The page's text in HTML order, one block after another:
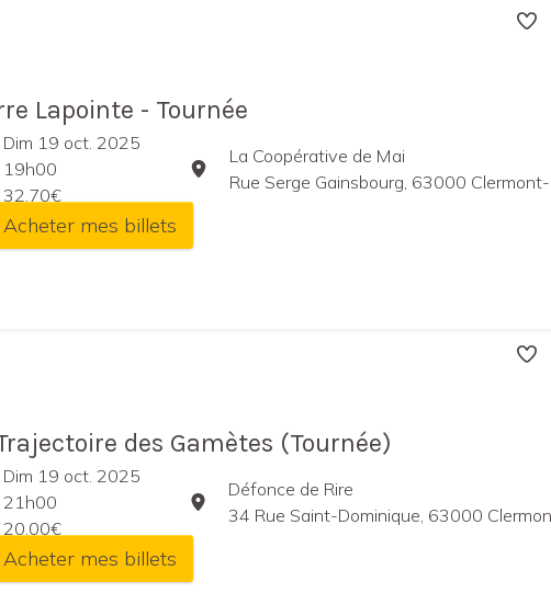
Lapointe - Tournée
Dim 19 oct. 2025
19h00
32,70€
La Coopérative de Mai
Rue Serge Gainsbourg, 63000 Clermont-
Acheter mes billets
des Gamètes (Tournée)
Dim 19 oct. 2025
21h00
20,00€
Défonce de Rire
34 Rue Saint-Dominique, 63000 Clermont-
Acheter mes billets